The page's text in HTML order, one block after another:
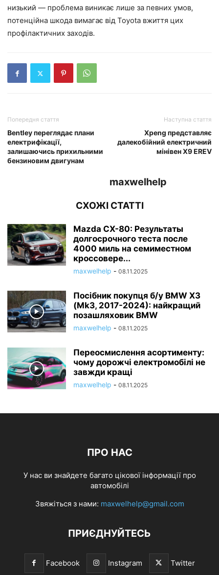
низький — проблема виникає лише за певних умов,
потенційна шкода вимагає від Toyota вжиття цих
профілактичних заходів.
Попередня стаття
Bentley переглядає плани
електрифікації,
залишаючись прихильними
бензиновим двигунам
Наступна стаття
Xpeng представляє
далекобійний електричний
мінівен X9 EREV
maxwelhelp
СХОЖІ СТАТТІ
Mazda CX-80: Результаты
долгосрочного теста после
4000 миль на семиместном
кроссовере...
maxwelhelp - 08.11.2025
Посібник покупця б/у BMW X3
(Mk3, 2017-2024): найкращий
позашляховик BMW
maxwelhelp - 08.11.2025
Переосмислення асортименту:
чому дорожчі електромобілі не
завжди кращі
maxwelhelp - 08.11.2025
ПРО НАС
У нас ви знайдете багато цікової інформації про
автомобілі
Звяжіться з нами: maxwelhelp@gmail.com
ПРИЄДНУЙТЕСЬ
Facebook Instagram Twitter